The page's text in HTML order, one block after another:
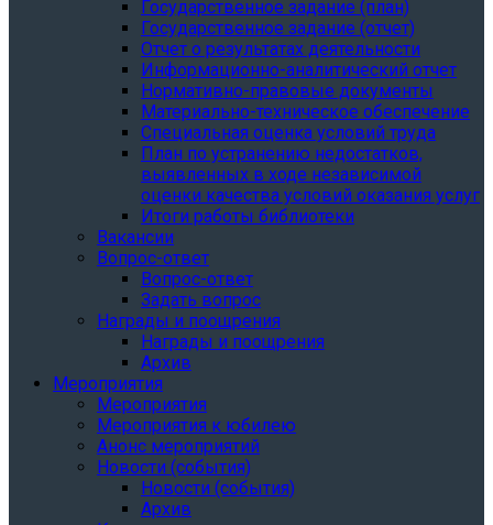
Государственное задание (план)
Государственное задание (отчет)
Отчет о результатах деятельности
Информационно-аналитический отчет
Нормативно-правовые документы
Материально-техническое обеспечение
Специальная оценка условий труда
План по устранению недостатков,
выявленных в ходе независимой
оценки качества условий оказания услуг
Итоги работы библиотеки
Вакансии
Вопрос-ответ
Вопрос-ответ
Задать вопрос
Награды и поощрения
Награды и поощрения
Архив
Мероприятия
Мероприятия
Мероприятия к юбилею
Анонс мероприятий
Новости (события)
Новости (события)
Архив